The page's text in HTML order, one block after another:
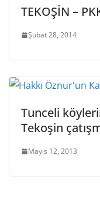
TEKOŞİN –
Şubat 28, 2014
Tunceli
Tekoşin
Mayıs 12, 2013